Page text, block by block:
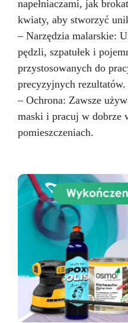
napełniaczami, jak
kwiaty, aby stworzyć
– Narzędzia malarskie:
pędzli, szpatułek i
przystosowanych do
precyzyjnych rezultatów.
– Ochrona: Zawsze
maski i pracuj w dobrze
pomieszczeniach.